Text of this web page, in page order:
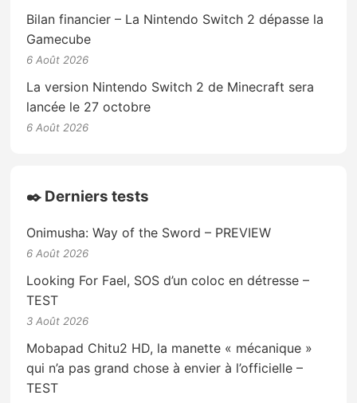
Bilan financier – La Nintendo Switch 2 dépasse la
Gamecube
6 Août 2026
La version Nintendo Switch 2 de Minecraft sera
lancée le 27 octobre
6 Août 2026
✒️ Derniers tests
Onimusha: Way of the Sword – PREVIEW
6 Août 2026
Looking For Fael, SOS d’un coloc en détresse –
TEST
3 Août 2026
Mobapad Chitu2 HD, la manette « mécanique »
qui n’a pas grand chose à envier à l’officielle –
TEST